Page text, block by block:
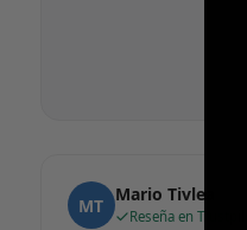
MT Mario Tivlea
Reseña en